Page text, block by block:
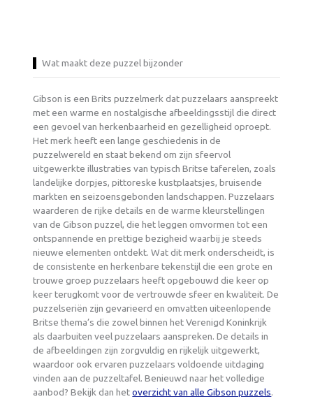
Wat maakt deze puzzel bijzonder
Gibson is een Brits puzzelmerk dat puzzelaars aanspreekt
met een warme en nostalgische afbeeldingsstijl die direct
een gevoel van herkenbaarheid en gezelligheid oproept.
Het merk heeft een lange geschiedenis in de
puzzelwereld en staat bekend om zijn sfeervol
uitgewerkte illustraties van typisch Britse taferelen, zoals
landelijke dorpjes, pittoreske kustplaatsjes, bruisende
markten en seizoensgebonden landschappen. Puzzelaars
waarderen de rijke details en de warme kleurstellingen
van de Gibson puzzel, die het leggen omvormen tot een
ontspannende en prettige bezigheid waarbij je steeds
nieuwe elementen ontdekt. Wat dit merk onderscheidt, is
de consistente en herkenbare tekenstijl die een grote en
trouwe groep puzzelaars heeft opgebouwd die keer op
keer terugkomt voor de vertrouwde sfeer en kwaliteit. De
puzzelseriën zijn gevarieerd en omvatten uiteenlopende
Britse thema’s die zowel binnen het Verenigd Koninkrijk
als daarbuiten veel puzzelaars aanspreken. De details in
de afbeeldingen zijn zorgvuldig en rijkelijk uitgewerkt,
waardoor ook ervaren puzzelaars voldoende uitdaging
vinden aan de puzzeltafel. Benieuwd naar het volledige
aanbod? Bekijk dan hetoverzicht van alle Gibson puzzels.